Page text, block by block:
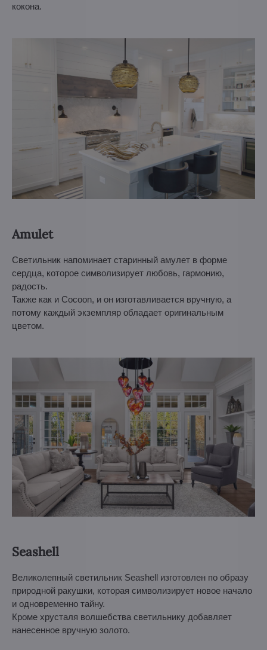
кокона.
Amulet
Светильник напоминает старинный амулет в форме
сердца, которое символизирует любовь, гармонию,
радость.
Также как и Cocoon, и он изготавливается вручную, а
потому каждый экземпляр обладает оригинальным
цветом.
Seashell
Великолепный светильник Seashell изготовлен по образу
природной ракушки, которая символизирует новое начало
и одновременно тайну.
Кроме хрусталя волшебства светильнику добавляет
нанесенное вручную золото.